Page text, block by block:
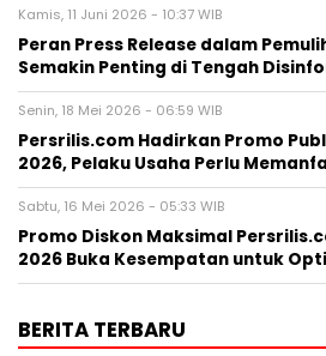
Kamis, 11 Juni 2026 - 10:37 WIB
Peran Press Release dalam
Semakin Penting di Tengah
Senin, 18 Mei 2026 - 06:59 WIB
Persrilis.com Hadirkan Promo
2026, Pelaku Usaha Perlu
Sabtu, 16 Mei 2026 - 05:33 WIB
Promo Diskon Maksimal
2026 Buka Kesempatan untuk
BERITA TERBARU